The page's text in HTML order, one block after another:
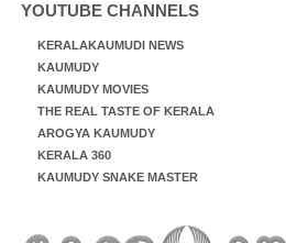
YOUTUBE CHANNELS
KERALAKAUMUDI NEWS
KAUMUDY
KAUMUDY MOVIES
THE REAL TASTE OF KERALA
AROGYA KAUMUDY
KERALA 360
KAUMUDY SNAKE MASTER